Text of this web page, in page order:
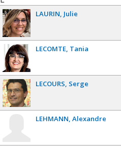
LAURIN Julie
LECOMTE Tania
LECOURS Serge
LEHMANN Alexandre